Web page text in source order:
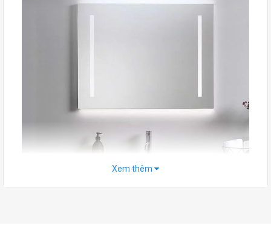
2. Ưu điểm nổi bật của đèn gương
Xem thêm